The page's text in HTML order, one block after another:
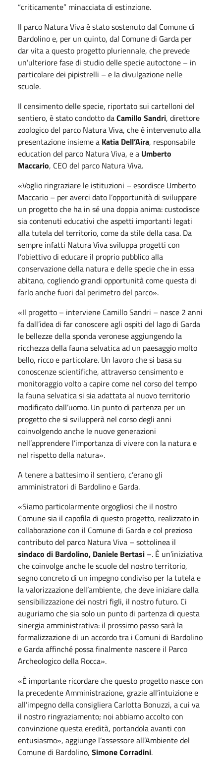
“criticamente” minacciata di estinzione.
Il parco Natura Viva è stato sostenuto dal Comune di
Bardolino e, per un quinto, dal Comune di Garda per
dar vita a questo progetto pluriennale, che prevede
un’ulteriore fase di studio delle specie autoctone – in
particolare dei pipistrelli – e la divulgazione nelle
scuole.
Il censimento delle specie, riportato sui cartelloni del
sentiero, è stato condotto daCamillo Sandri, direttore
zoologico del parco Natura Viva, che è intervenuto alla
presentazione insieme a Katia Dell’Aira, responsabile
education del parco Natura Viva, e a Umberto
Maccario, CEO del parco Natura Viva.
«Voglio ringraziare le istituzioni – esordisce Umberto
Maccario – per averci dato l’opportunitàdi sviluppare
un progetto che ha in sé una doppia anima: custodisce
sia contenuti educativi che aspetti importanti legati
alla tutela del territorio, come da stile della casa. Da
sempre infatti Natura Viva sviluppa progetti con
l’obiettivo di educare il proprio pubblico alla
conservazione della natura e delle specie che in essa
abitano, cogliendo grandi opportunitàcome questa di
farlo anche fuori dal perimetro del parco».
«Il progetto – interviene Camillo Sandri – nasce 2 anni
fa dall’idea di far conoscere agli ospiti del lagodi Garda
le bellezze della sponda veronese aggiungendo la
ricchezza della fauna selvatica ad un paesaggio molto
bello, ricco e particolare. Un lavoro che si basa su
conoscenze scientifiche, attraverso censimento e
monitoraggio volto a capire come nel corso del tempo
la fauna selvatica si sia adattata al nuovo territorio
modificato dall’uomo. Un punto di partenza per un
progetto che si svilupperà nel corso degli anni
coinvolgendo anche le nuove generazioni
nell’apprendere l’importanza di vivere con la natura e
nel rispetto della natura».
A tenere a battesimo il sentiero, c’erano gli
amministratori di Bardolino e Garda.
«Siamo particolarmente orgogliosi che il nostro
Comune sia il capofila di questo progetto, realizzato in
collaborazione con il Comune di Garda e col prezioso
contributo del parco Natura Viva – sottolinea il
sindaco di Bardolino, Daniele Bertasi –. È un’iniziativa
che coinvolge anche le scuole del nostro territorio,
segno concreto di un impegno condiviso per la tutela e
la valorizzazione dell’ambiente, che deve iniziare dalla
sensibilizzazione dei nostri figli, il nostro futuro. Ci
auguriamo che sia solo un punto di partenza di questa
sinergia amministrativa: il prossimo passo sarà la
formalizzazione di un accordo tra i Comuni di Bardolino
e Garda affinché possa finalmente nascere il Parco
Archeologico della Rocca».
«È importante ricordare che questo progetto nasce con
la precedente Amministrazione, grazie all’intuizione e
all’impegno della consigliera Carlotta Bonuzzi, a cui va
il nostro ringraziamento; noi abbiamo accolto con
convinzione questa eredità, portandola avanti con
entusiasmo», aggiunge l’assessore all’Ambiente del
Comune di Bardolino, Simone Corradini.